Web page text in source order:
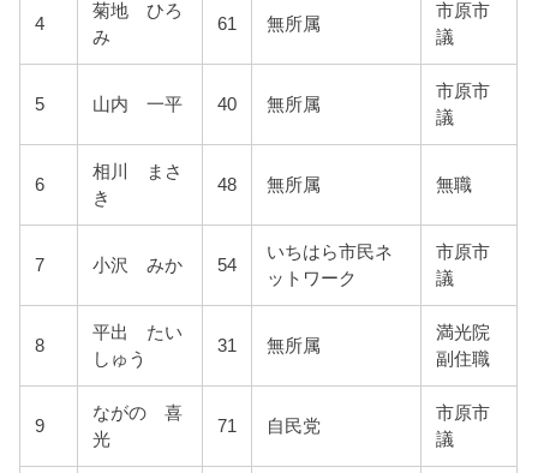
4
菊地 ひろ
み
61 無所属
市原市
議
5 山内 一平 40 無所属
市原市
議
6
相川 まさ
き
48 無所属 無職
7 小沢 みか 54
いちはら市民ネ
ットワーク
市原市
議
8
平出 たい
しゅう
31 無所属
満光院
副住職
9
ながの 喜
光
71 自民党
市原市
議